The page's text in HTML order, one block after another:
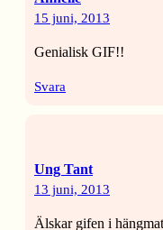
15 juni, 2013
Genialisk GIF!!
Svara
Ung Tant
13 juni, 2013
Älskar gifen i